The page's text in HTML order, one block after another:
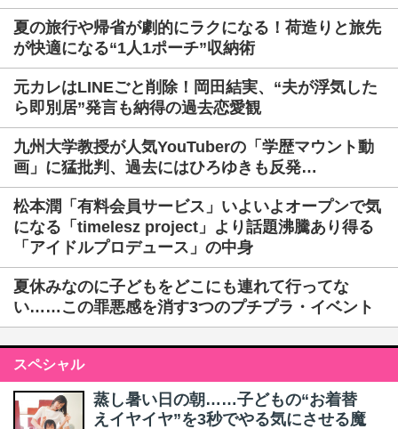
夏の旅行や帰省が劇的にラクになる！荷造りと旅先
が快適になる“1人1ポーチ”収納術
元カレはLINEごと削除！岡田結実、“夫が浮気した
ら即別居”発言も納得の過去恋愛観
九州大学教授が人気YouTuberの「学歴マウント動
画」に猛批判、過去にはひろゆきも反発…
松本潤「有料会員サービス」いよいよオープンで気
になる「timelesz project」より話題沸騰あり得る
「アイドルプロデュース」の中身
夏休みなのに子どもをどこにも連れて行ってな
い……この罪悪感を消す3つのプチプラ・イベント
スペシャル
蒸し暑い日の朝……子どもの“お着替
えイヤイヤ”を3秒でやる気にさせる魔